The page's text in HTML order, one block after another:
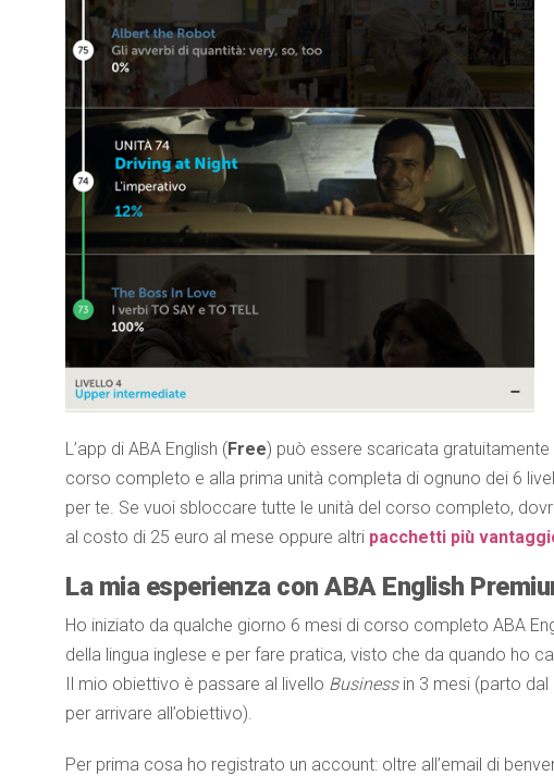
L’app di ABA English (Free) può essere scaricata
corso completo e alla prima unità completa di ognuno dei 6
per te. Se vuoi sbloccare tutte le unità del corso completo,
al costo di 25 euro al mese oppure altri pacchetti più
La mia esperienza con ABA English
Ho iniziato da qualche giorno 6 mesi di corso completo ABA
della lingua inglese e per fare pratica, visto che da quando ho
Il mio obiettivo è passare al livello Businessin 3 mesi (parto dal
per arrivare all’obiettivo).
Per prima cosa ho registrato un account: oltre all’email di